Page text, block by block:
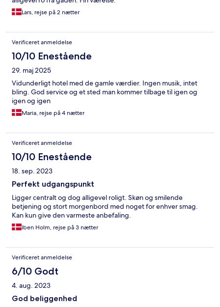
Lars, rejse på 2 nætter
Verificeret anmeldelse
10/10 Enestående
29. maj 2025
Vidunderligt hotel med de gamle værdier. Ingen musik, intet
bling. God service og et sted man kommer tilbage til igen og
igen og igen
Maria, rejse på 4 nætter
Verificeret anmeldelse
10/10 Enestående
18. sep. 2023
Perfekt udgangspunkt
Ligger centralt og dog alligevel roligt. Skøn og smilende
betjening og stort morgenbord med noget for enhver smag.
Kan kun give den varmeste anbefaling.
Iben Holm, rejse på 3 nætter
Verificeret anmeldelse
6/10 Godt
4. aug. 2023
God beliggenhed